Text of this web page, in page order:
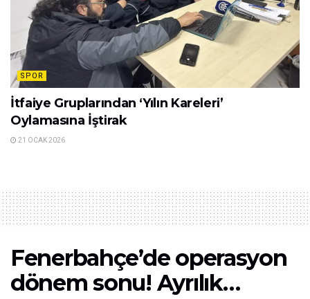
SPOR
İtfaiye Gruplarından ‘Yılın Kareleri’
Oylamasına İştirak
21 OCAK 2026
Fenerbahçe’de operasyon
dönem sonu! Ayrılık…